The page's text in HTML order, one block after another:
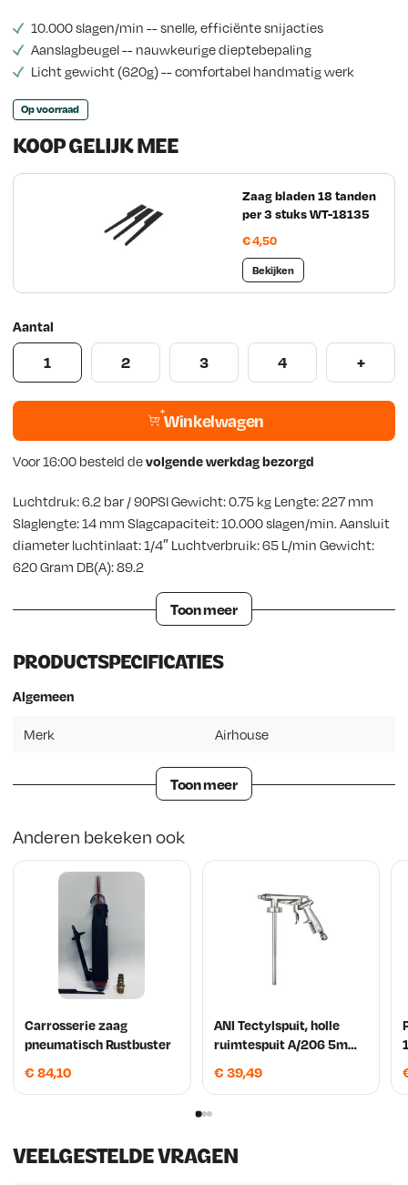
10.000 slagen/min -- snelle, efficiënte snijacties
Aanslagbeugel -- nauwkeurige dieptebepaling
Licht gewicht (620g) -- comfortabel handmatig werk
Op voorraad
KOOP GELIJK MEE
Zaag bladen 18 tanden
per 3 stuks WT-18135
€4,50
Bekijken
Aantal
1 2 3 4 +
Winkelwagen
Voor 16:00 besteld devolgende werkdag bezorgd
Luchtdruk: 6.2 bar / 90PSI Gewicht: 0.75 kg Lengte: 227 mm
Slaglengte: 14 mm Slagcapaciteit: 10.000 slagen/min. Aansluit
diameter luchtinlaat: 1/4″ Luchtverbruik: 65 L/min Gewicht:
620 Gram DB(A): 89.2
Toon meer
PRODUCTSPECIFICATIES
Algemeen
Merk Airhouse
Toon meer
Anderen bekeken ook
Carrosserie zaag
pneumatisch Rustbuster
€ 84,10
ANI Tectylspuit, holle
ruimtespuit A/206 5mm
500mm
€ 39,49
VEELGESTELDE VRAGEN